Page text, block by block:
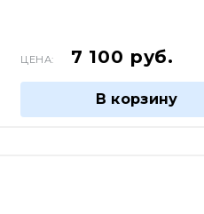
ЦЕНА: 7 100 руб.
В корзину